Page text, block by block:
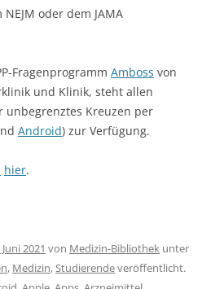
,Medizin,Studierendeveröffentlicht.
,Apple, Apps,Arzneimittel,
Patienten,Podcast.
Fast 400.000 Titel